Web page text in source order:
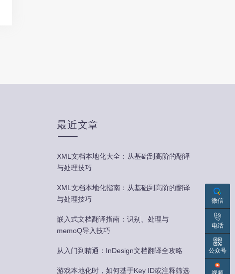
最近文章
XML文档本地化大全：从基础到高阶的翻译
与处理技巧
XML文档本地化指南：从基础到高阶的翻译
与处理技巧
嵌入式文档翻译指南：识别、处理与
memoQ导入技巧
从入门到精通：InDesign文档翻译全攻略
游戏本地化时，如何基于Key ID或注释筛选
微信
电话
公众号